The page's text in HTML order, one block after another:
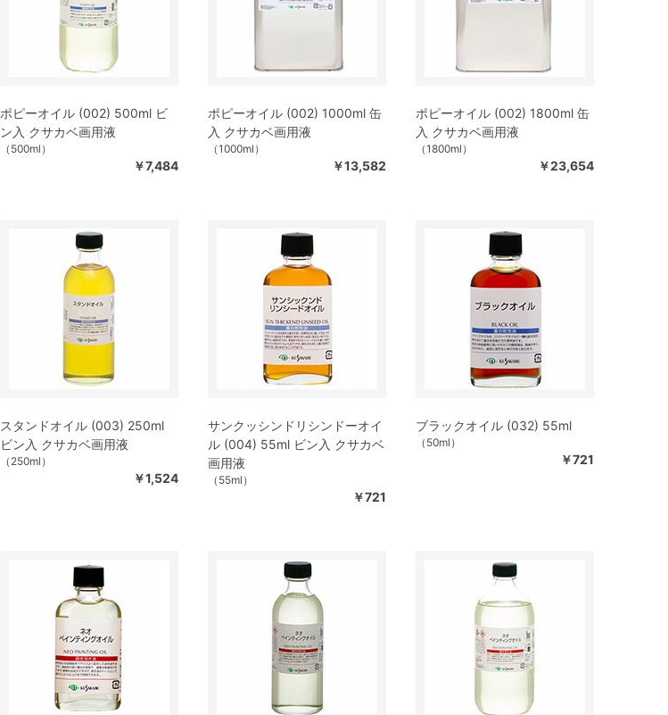
ポピーオイル (002) 500ml ビ
ン入 クサカベ画用液
（500ml）
￥7,484
ポピーオイル (002) 1000ml 缶
入 クサカベ画用液
（1000ml）
￥13,582
ポピーオイル (002) 1800ml 缶
入 クサカベ画用液
（1800ml）
￥23,654
スタンドオイル (003) 250ml
ビン入 クサカベ画用液
（250ml）
￥1,524
サンクッシンドリシンドーオイ
ル (004) 55ml ビン入 クサカベ
画用液
（55ml）
￥721
ブラックオイル (032) 55ml
（50ml）
￥721